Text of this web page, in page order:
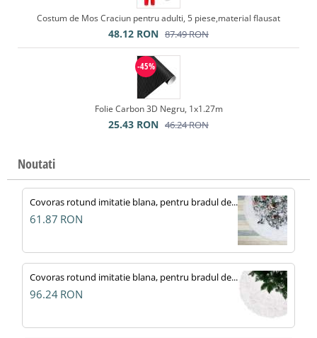
Costum de Mos Craciun pentru adulti, 5 piese,material flausat
48.12 RON 87.49RON
-45%
Folie Carbon 3D Negru, 1x1.27m
25.43 RON 46.24RON
Noutati
Covoras rotund imitatie blana, pentru bradul de...
61.87 RON
Covoras rotund imitatie blana, pentru bradul de...
96.24 RON